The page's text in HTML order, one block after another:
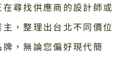
尋找供應商的設計師或
，整理出台北不同價位
，無論您偏好現代簡